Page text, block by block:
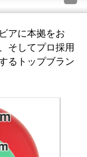
アに本拠をお
そしてプロ採用
るトップブラン